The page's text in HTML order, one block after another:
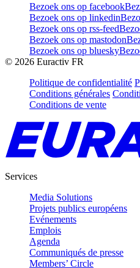
Bezoek ons op facebook
Bezoek ons op linkedin
Bezoek ons op rss-feed
Bezoek ons op mastodon
Bezoek ons op bluesky
© 2026 Euractiv FR
Politique de confidentialité
Conditions générales
Conditions de vente
Services
Media Solutions
Projets publics européens
Evénements
Emplois
Agenda
Communiqués de presse
Members’ Circle